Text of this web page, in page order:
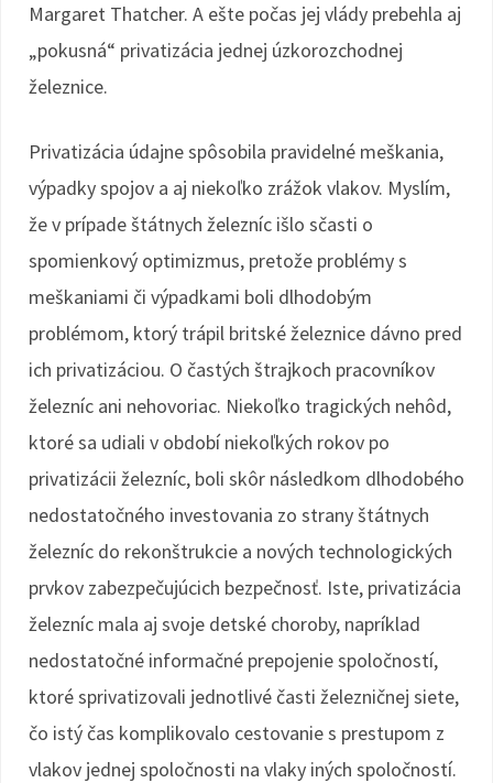
Margaret Thatcher. A ešte počas jej vlády prebehla aj
„pokusná“ privatizácia jednej úzkorozchodnej
železnice.
Privatizácia údajne spôsobila pravidelné meškania,
výpadky spojov a aj niekoľko zrážok vlakov. Myslím,
že v prípade štátnych železníc išlo sčasti o
spomienkový optimizmus, pretože problémy s
meškaniami či výpadkami boli dlhodobým
problémom, ktorý trápil britské železnice dávno pred
ich privatizáciou. O častých štrajkoch pracovníkov
železníc ani nehovoriac. Niekoľko tragických nehôd,
ktoré sa udiali v období niekoľkých rokov po
privatizácii železníc, boli skôr následkom dlhodobého
nedostatočného investovania zo strany štátnych
železníc do rekonštrukcie a nových technologických
prvkov zabezpečujúcich bezpečnosť. Iste, privatizácia
železníc mala aj svoje detské choroby, napríklad
nedostatočné informačné prepojenie spoločností,
ktoré sprivatizovali jednotlivé časti železničnej siete,
čo istý čas komplikovalo cestovanie s prestupom z
vlakov jednej spoločnosti na vlaky iných spoločností.